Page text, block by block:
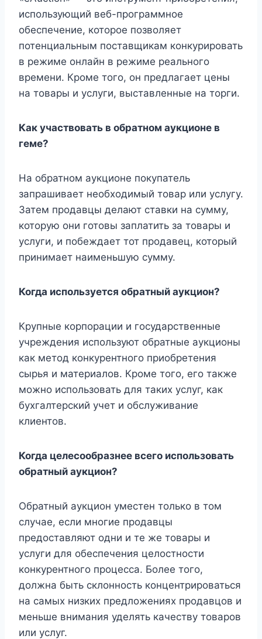
использующий веб-программное
обеспечение, которое позволяет
потенциальным поставщикам конкурировать
в режиме онлайн в режиме реального
времени. Кроме того, он предлагает цены
на товары и услуги, выставленные на торги.
Как участвовать в обратном аукционе в
геме?
На обратном аукционе покупатель
запрашивает необходимый товар или услугу.
Затем продавцы делают ставки на сумму,
которую они готовы заплатить за товары и
услуги, и побеждает тот продавец, который
принимает наименьшую сумму.
Когда используется обратный аукцион?
Крупные корпорации и государственные
учреждения используют обратные аукционы
как метод конкурентного приобретения
сырья и материалов. Кроме того, его также
можно использовать для таких услуг, как
бухгалтерский учет и обслуживание
клиентов.
Когда целесообразнее всего использовать
обратный аукцион?
Обратный аукцион уместен только в том
случае, если многие продавцы
предоставляют одни и те же товары и
услуги для обеспечения целостности
конкурентного процесса. Более того,
должна быть склонность концентрироваться
на самых низких предложениях продавцов и
меньше внимания уделять качеству товаров
или услуг.